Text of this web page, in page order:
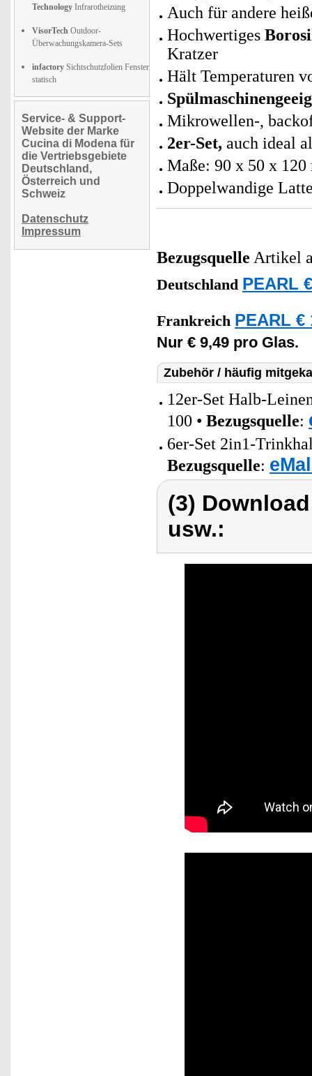
Technology Infrarotheizung
VisorTech Outdoor-
Überwachungskamera-Sets
infactory Sichtschutzfolien Fenster
statisch
Service- & Support-
Website der Marke
Cucina di Modena für
die Vertriebsgebiete
Deutschland,
Österreich und
Schweiz
Datenschutz
Impressum
Auch für andere
Hochwertiges
Kratzer
Hält Temperaturen
Mikrowellen-,
2er-Set, auch ideal
Maße: 90 x 50 x
Doppelwandige
Bezugsquelle Artikel
Deutschland PEARL
Frankreich PEARL €
Nur € 9,49 pro Glas.
Zubehör / häufig
12er-Set Halb-
100 • Bezugsquelle:
6er-Set 2in1-
Bezugsquelle:
(3)
usw.: